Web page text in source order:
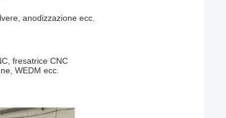
anodizzazione ecc.
fresatrice CNC
WEDM ecc.